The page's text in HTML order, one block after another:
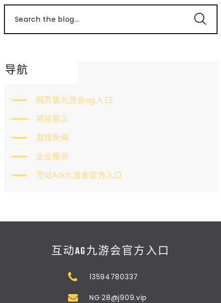
Search the blog...
导航
网页版九游会ag入口
项目展示
游戏新闻
企业服务
互动AG九游会官方入口
互动AG九游会官方入口
13594780337
NG·28@j909.vip